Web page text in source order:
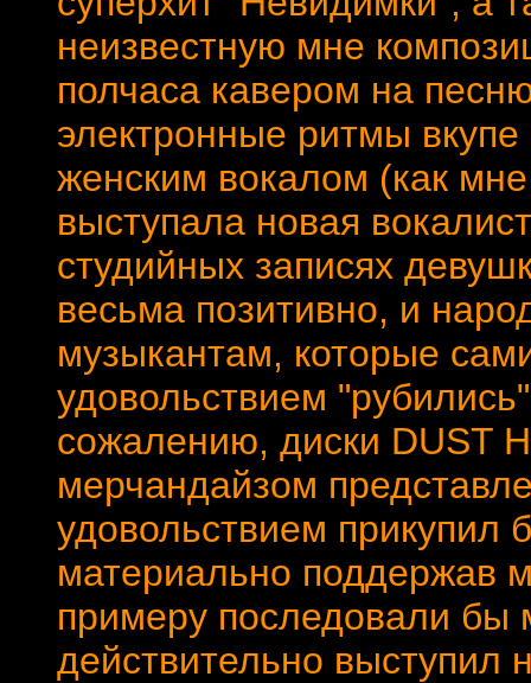
неизвестную мне
полчаса кавером на
электронные ритмы
женским вокалом (как
выступала новая
студийных записях
весьма позитивно, и
музыкантам, которые
удовольствием
сожалению, диски DUST
мерчандайзом
удовольствием прикупил
материально поддержав
примеру последовали бы
действительно выступил